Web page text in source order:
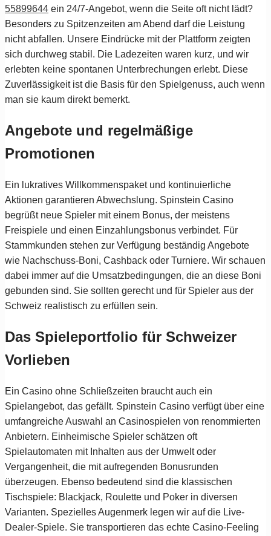
55899644 ein 24/7-Angebot, wenn die Seite oft nicht lädt?
Besonders zu Spitzenzeiten am Abend darf die Leistung
nicht abfallen. Unsere Eindrücke mit der Plattform zeigten
sich durchweg stabil. Die Ladezeiten waren kurz, und wir
erlebten keine spontanen Unterbrechungen erlebt. Diese
Zuverlässigkeit ist die Basis für den Spielgenuss, auch wenn
man sie kaum direkt bemerkt.
Angebote und regelmäßige
Promotionen
Ein lukratives Willkommenspaket und kontinuierliche
Aktionen garantieren Abwechslung. Spinstein Casino
begrüßt neue Spieler mit einem Bonus, der meistens
Freispiele und einen Einzahlungsbonus verbindet. Für
Stammkunden stehen zur Verfügung beständig Angebote
wie Nachschuss-Boni, Cashback oder Turniere. Wir schauen
dabei immer auf die Umsatzbedingungen, die an diese Boni
gebunden sind. Sie sollten gerecht und für Spieler aus der
Schweiz realistisch zu erfüllen sein.
Das Spieleportfolio für Schweizer
Vorlieben
Ein Casino ohne Schließzeiten braucht auch ein
Spielangebot, das gefällt. Spinstein Casino verfügt über eine
umfangreiche Auswahl an Casinospielen von renommierten
Anbietern. Einheimische Spieler schätzen oft
Spielautomaten mit Inhalten aus der Umwelt oder
Vergangenheit, die mit aufregenden Bonusrunden
überzeugen. Ebenso bedeutend sind die klassischen
Tischspiele: Blackjack, Roulette und Poker in diversen
Varianten. Spezielles Augenmerk legen wir auf die Live-
Dealer-Spiele. Sie transportieren das echte Casino-Feeling